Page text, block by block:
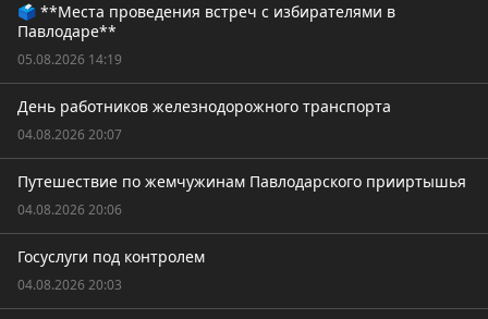
🗳️ **Места проведения встреч с избирателями в
Павлодаре**
05.08.2026 14:19
День работников железнодорожного транспорта
04.08.2026 20:07
Путешествие по жемчужинам Павлодарского прииртышья
04.08.2026 20:06
Госуслуги под контролем
04.08.2026 20:03